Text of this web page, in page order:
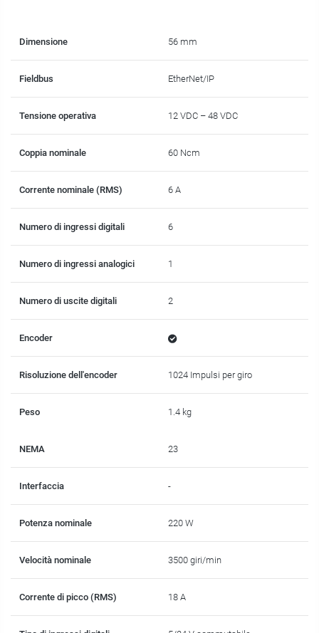
Dimensione 56 mm
Fieldbus EtherNet/IP
Tensione operativa 12 VDC – 48 VDC
Coppia nominale 60 Ncm
Corrente nominale (RMS) 6 A
Numero di ingressi digitali 6
Numero di ingressi analogici 1
Numero di uscite digitali 2
Encoder
Risoluzione dell'encoder 1024 Impulsi per giro
Peso 1.4 kg
NEMA 23
Interfaccia -
Potenza nominale 220 W
Velocità nominale 3500 giri/min
Corrente di picco (RMS) 18 A